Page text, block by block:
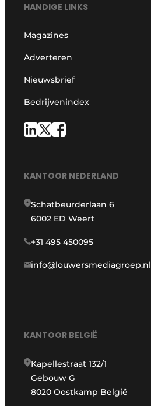
HANDIGE LINKS
Magazines
Adverteren
Nieuwsbrief
Bedrijvenindex
KANTOOR NEDERLAND
Schatbeurderlaan 6
6002 ED Weert
+31 495 450095
info@louwersmediagroep.nl
KANTOOR BELGIË
Kapellestraat 132/1
Gebouw G
8020 Oostkamp België